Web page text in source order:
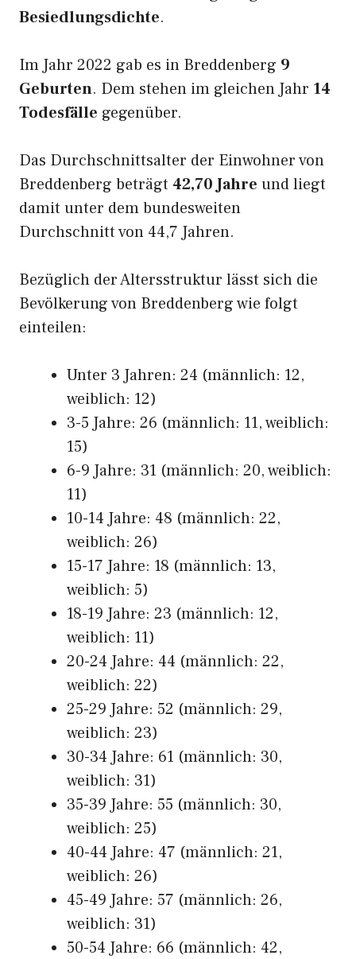
Besiedlungsdichte.
Im Jahr 2022 gab es in Breddenberg 9
Geburten. Dem stehen im gleichen Jahr 14
Todesfälle gegenüber.
Das Durchschnittsalter der Einwohner von
Breddenberg beträgt 42,70 Jahre und liegt
damit unter dem bundesweiten
Durchschnitt von 44,7 Jahren.
Bezüglich der Altersstruktur lässt sich die
Bevölkerung von Breddenberg wie folgt
einteilen:
Unter 3 Jahren: 24 (männlich: 12,
weiblich: 12)
3-5 Jahre: 26 (männlich: 11, weiblich:
15)
6-9 Jahre: 31 (männlich: 20, weiblich:
11)
10-14 Jahre: 48 (männlich: 22,
weiblich: 26)
15-17 Jahre: 18 (männlich: 13,
weiblich: 5)
18-19 Jahre: 23 (männlich: 12,
weiblich: 11)
20-24 Jahre: 44 (männlich: 22,
weiblich: 22)
25-29 Jahre: 52 (männlich: 29,
weiblich: 23)
30-34 Jahre: 61 (männlich: 30,
weiblich: 31)
35-39 Jahre: 55 (männlich: 30,
weiblich: 25)
40-44 Jahre: 47 (männlich: 21,
weiblich: 26)
45-49 Jahre: 57 (männlich: 26,
weiblich: 31)
50-54 Jahre: 66 (männlich: 42,